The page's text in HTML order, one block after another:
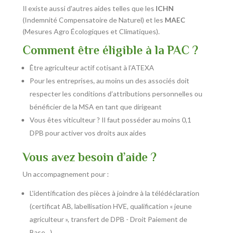
Il existe aussi d'autres aides telles que les ICHN
(Indemnité Compensatoire de Naturel) et les MAEC
(Mesures Agro Écologiques et Climatiques).
Comment être éligible à la PAC ?
Être agriculteur actif cotisant à l’ATEXA
Pour les entreprises, au moins un des associés doit
respecter les conditions d’attributions personnelles ou
bénéficier de la MSA en tant que dirigeant
Vous êtes viticulteur ? Il faut posséder au moins 0,1
DPB pour activer vos droits aux aides
Vous avez besoin d’aide ?
Un accompagnement pour :
L'identification des pièces à joindre à la télédéclaration
(certificat AB, labellisation HVE, qualification « jeune
agriculteur », transfert de DPB - Droit Paiement de